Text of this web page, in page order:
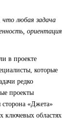
любая задача
ориентация
в проекте
которые
редко
проекты
сторона «Джета»
ключевых областях